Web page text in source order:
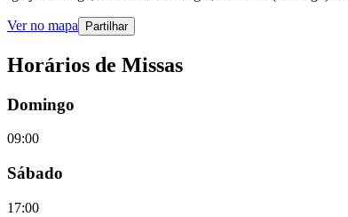
Ver no mapa Partilhar
Horários de Missas
Domingo
09:00
Sábado
17:00